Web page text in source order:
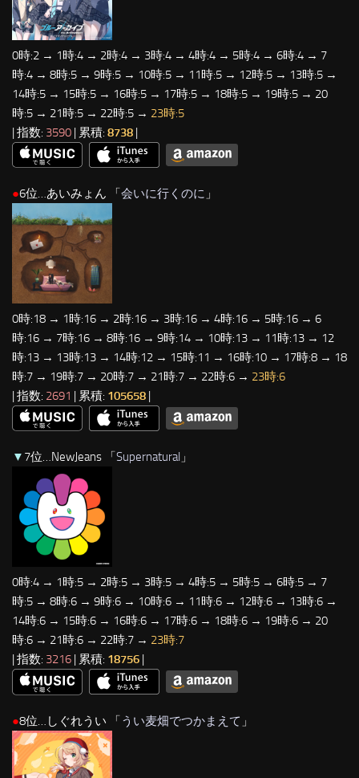
0時:2 → 1時:4 → 2時:4 → 3時:4 → 4時:4 → 5時:4 → 6時:4 → 7
時:4 → 8時:5 → 9時:5 → 10時:5 → 11時:5 → 12時:5 → 13時:5 →
14時:5 → 15時:5 → 16時:5 → 17時:5 → 18時:5 → 19時:5 → 20
時:5 → 21時:5 → 22時:5 → 23時:5
| 指数: 3590 | 累積: 8738 |
●6位…あいみょん 「会いに行くのに 」
0時:18 → 1時:16 → 2時:16 → 3時:16 → 4時:16 → 5時:16 → 6
時:16 → 7時:16 → 8時:16 → 9時:14 → 10時:13 → 11時:13 → 12
時:13 → 13時:13 → 14時:12 → 15時:11 → 16時:10 → 17時:8 → 18
時:7 → 19時:7 → 20時:7 → 21時:7 → 22時:6 → 23時:6
| 指数: 2691 | 累積: 105658 |
▼ 7位…NewJeans 「 Supernatural 」
0時:4 → 1時:5 → 2時:5 → 3時:5 → 4時:5 → 5時:5 → 6時:5 → 7
時:5 → 8時:6 → 9時:6 → 10時:6 → 11時:6 → 12時:6 → 13時:6 →
14時:6 → 15時:6 → 16時:6 → 17時:6 → 18時:6 → 19時:6 → 20
時:6 → 21時:6 → 22時:7 → 23時:7
| 指数: 3216 | 累積: 18756
●8位…しぐれうい 「うい麦畑でつかまえて 」